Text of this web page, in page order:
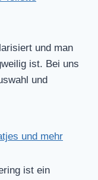
und man
ist. Bei uns
und
und mehr
ist ein